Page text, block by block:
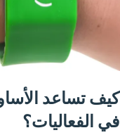
كيف تساعد
في الفعاليات؟